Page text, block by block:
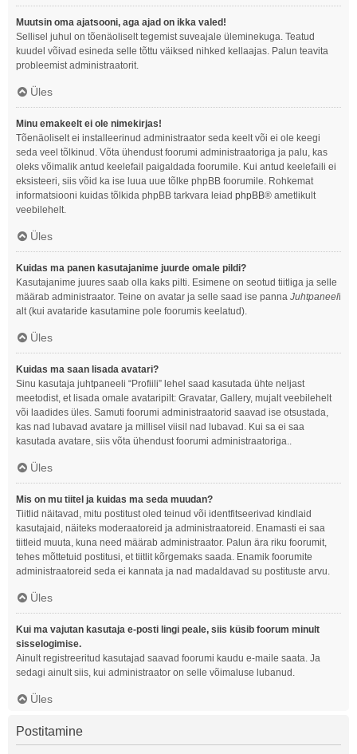
Muutsin oma ajatsooni, aga ajad on ikka valed!
Sellisel juhul on tõenäoliselt tegemist suveajale üleminekuga. Teatud
kuudel võivad esineda selle tõttu väiksed nihked kellaajas. Palun teavita
probleemist administraatorit.
Üles
Minu emakeelt ei ole nimekirjas!
Tõenäoliselt ei installeerinud administraator seda keelt või ei ole keegi
seda veel tõlkinud. Võta ühendust foorumi administraatoriga ja palu, kas
oleks võimalik antud keelefail paigaldada foorumile. Kui antud keelefaili ei
eksisteeri, siis võid ka ise luua uue tõlke phpBB foorumile. Rohkemat
informatsiooni kuidas tõlkida phpBB tarkvara leiad phpBB® ametlikult
veebilehelt.
Üles
Kuidas ma panen kasutajanime juurde omale pildi?
Kasutajanime juures saab olla kaks pilti. Esimene on seotud tiitliga ja selle
määrab administraator. Teine on avatar ja selle saad ise panna Juhtpaneeli
alt (kui avataride kasutamine pole foorumis keelatud).
Üles
Kuidas ma saan lisada avatari?
Sinu kasutaja juhtpaneeli “Profiili” lehel saad kasutada ühte neljast
meetodist, et lisada omale avataripilt: Gravatar, Gallery, mujalt veebilehelt
või laadides üles. Samuti foorumi administraatorid saavad ise otsustada,
kas nad lubavad avatare ja millisel viisil nad lubavad. Kui sa ei saa
kasutada avatare, siis võta ühendust foorumi administraatoriga..
Üles
Mis on mu tiitel ja kuidas ma seda muudan?
Tiitlid näitavad, mitu postitust oled teinud või identfitseerivad kindlaid
kasutajaid, näiteks moderaatoreid ja administraatoreid. Enamasti ei saa
tiitleid muuta, kuna need määrab administraator. Palun ära riku foorumit,
tehes mõttetuid postitusi, et tiitlit kõrgemaks saada. Enamik foorumite
administraatoreid seda ei kannata ja nad madaldavad su postituste arvu.
Üles
Kui ma vajutan kasutaja e-posti lingi peale, siis küsib foorum minult
sisselogimise.
Ainult registreeritud kasutajad saavad foorumi kaudu e-maile saata. Ja
sedagi ainult siis, kui administraator on selle võimaluse lubanud.
Üles
Postitamine